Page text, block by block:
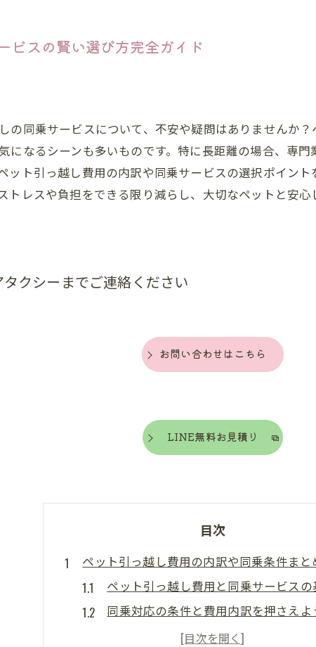
ビスの賢い選び方完全ガイド
の同乗サービスについて、不安や疑問はありませんか
になるシーンも多いものです。特に長距離の場合、専
ット引っ越し費用の内訳や同乗サービスの選択ポイン
トレスや負担をできる限り減らし、大切なペットと安
クシーまでご連絡ください
お問い合わせはこちら
LINE無料お見積り
目次
ペット引っ越し費用の内訳や同乗条件まと
ペット引っ越し費用と同乗サービスの
同乗対応の条件と費用内訳を押さえよ
ペット引っ越し時に必要な同乗準備の